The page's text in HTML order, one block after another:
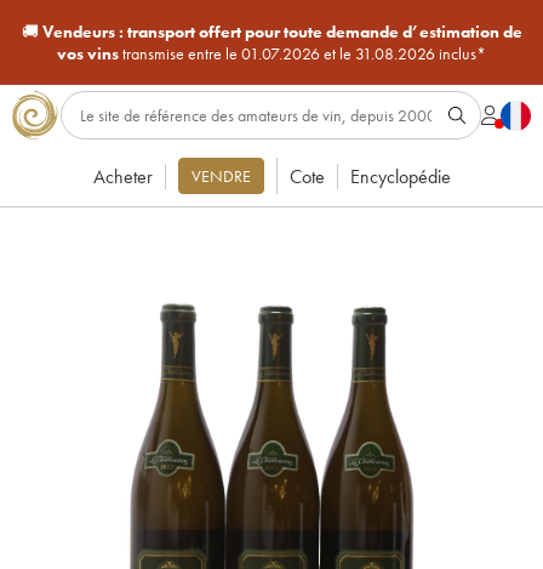
🚚Vendeurs : transport offert pour toute demande d’estimation de
vos vinstransmise entre le 01.07.2026 et le 31.08.2026 inclus*
Acheter VENDRE Cote Encyclopédie